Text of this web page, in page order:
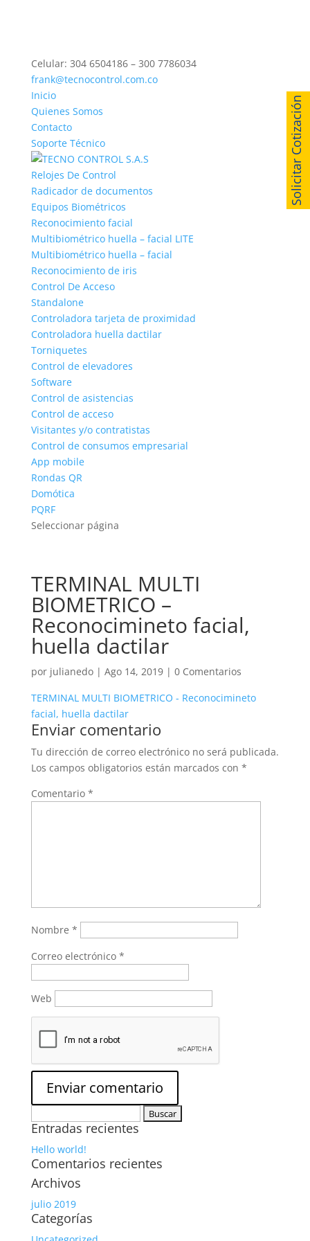
Celular: 304 6504186 – 300 7786034
frank@tecnocontrol.com.co
Inicio
Quienes Somos
Contacto
Soporte Técnico
Relojes De Control
Radicador de documentos
Equipos Biométricos
Reconocimiento facial
Multibiométrico huella – facial LITE
Multibiométrico huella – facial
Reconocimiento de iris
Control De Acceso
Standalone
Controladora tarjeta de proximidad
Controladora huella dactilar
Torniquetes
Control de elevadores
Software
Control de asistencias
Control de acceso
Visitantes y/o contratistas
Control de consumos empresarial
App mobile
Rondas QR
Domótica
PQRF
Seleccionar página
TERMINAL MULTI
BIOMETRICO –
Reconocimineto facial,
huella dactilar
por julianedo| Ago 14, 2019| 0 Comentarios
TERMINAL MULTI BIOMETRICO - Reconocimineto
facial, huella dactilar
Enviar comentario
Tu dirección de correo electrónico no será publicada.
Los campos obligatorios están marcados con *
Comentario *
Nombre *
Correo electrónico *
Web
Entradas recientes
Hello world!
Comentarios recientes
Archivos
julio 2019
Categorías
Solicitar Cotización